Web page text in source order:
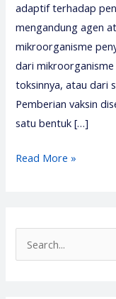
adaptif terhadap
mengandung agen
mikroorganisme
dari
toksinnya, atau dari
Pemberian vaksin
satu bentuk […]
Pelatihan
Read More »
e